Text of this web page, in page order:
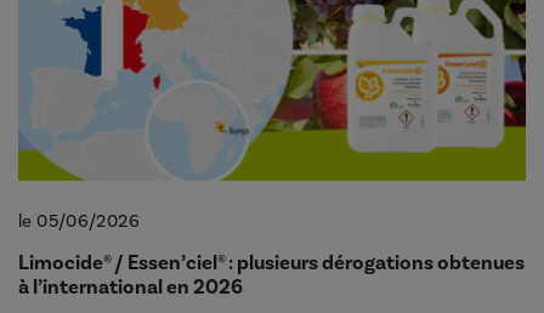
le 05/06/2026
Limocide® / Essen’ciel® : plusieurs dérogations obtenues
à l’international en 2026